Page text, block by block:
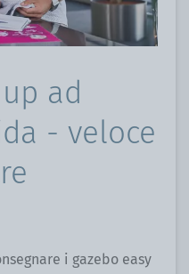
ad
- veloce
i gazebo easy